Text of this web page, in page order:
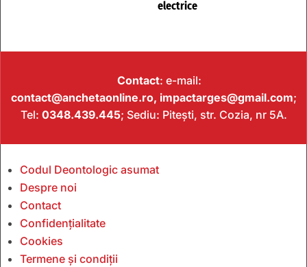
electrice
Contact: e-mail:
contact@anchetaonline.ro, impactarges@gmail.com;
Tel: 0348.439.445; Sediu: Pitești, str. Cozia, nr 5A.
Codul Deontologic asumat
Despre noi
Contact
Confidențialitate
Cookies
Termene și condiții